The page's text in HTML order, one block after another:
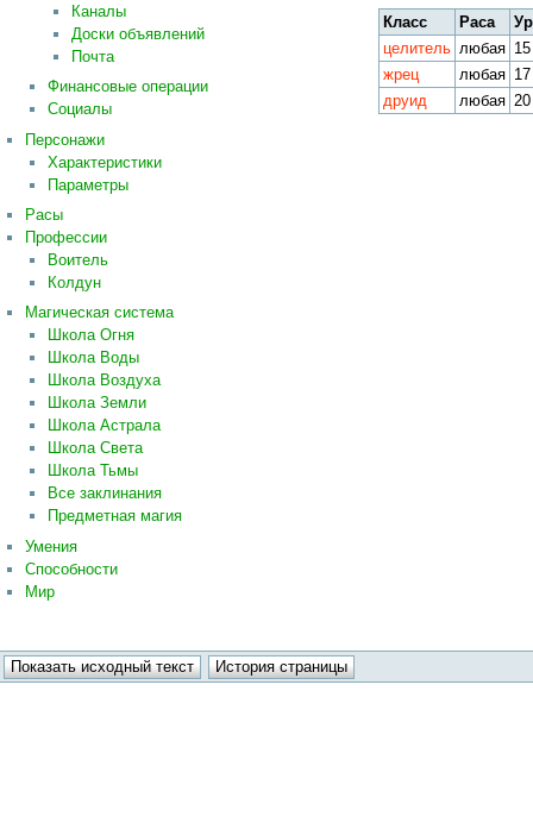
Каналы
Доски объявлений
Почта
Финансовые операции
Социалы
Персонажи
Характеристики
Параметры
Расы
Профессии
Воитель
Колдун
Магическая система
Школа Огня
Школа Воды
Школа Воздуха
Школа Земли
Школа Астрала
Школа Света
Школа Тьмы
Все заклинания
Предметная магия
Умения
Способности
Мир
Класс Раса
целитель любая 15
жрец
любая 17
друид
любая 20